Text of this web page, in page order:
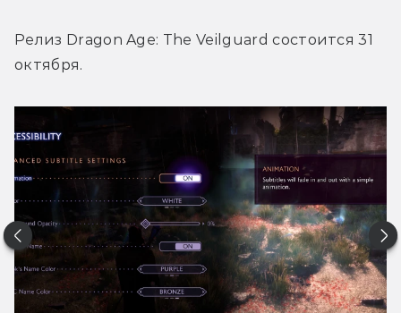
Релиз Dragon Age: The Veilguard состоится 31
октября.